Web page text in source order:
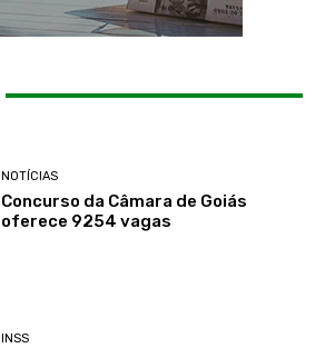
NOTÍCIAS
Concurso da Câmara de Goiás
oferece 9254 vagas
INSS